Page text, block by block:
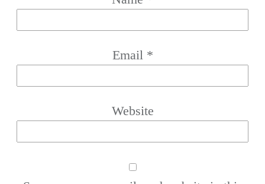
Email *
Website